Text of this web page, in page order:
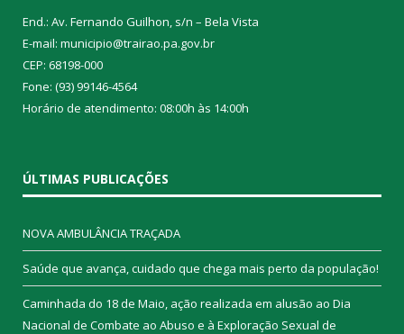
End.: Av. Fernando Guilhon, s/n – Bela Vista
E-mail: municipio@trairao.pa.gov.br
CEP: 68198-000
Fone: (93) 99146-4564
Horário de atendimento: 08:00h às 14:00h
ÚLTIMAS PUBLICAÇÕES
NOVA AMBULÂNCIA TRAÇADA
Saúde que avança, cuidado que chega mais perto da população!
Caminhada do 18 de Maio, ação realizada em alusão ao Dia
Nacional de Combate ao Abuso e à Exploração Sexual de